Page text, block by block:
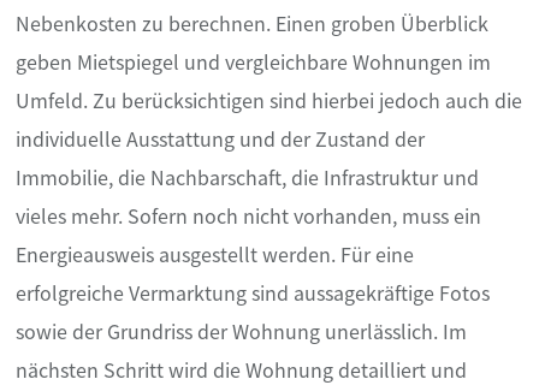
Nebenkosten zu berechnen. Einen groben Überblick
geben Mietspiegel und vergleichbare Wohnungen im
Umfeld. Zu berücksichtigen sind hierbei jedoch auch die
individuelle Ausstattung und der Zustand der
Immobilie, die Nachbarschaft, die Infrastruktur und
vieles mehr. Sofern noch nicht vorhanden, muss ein
Energieausweis ausgestellt werden. Für eine
erfolgreiche Vermarktung sind aussagekräftige Fotos
sowie der Grundriss der Wohnung unerlässlich. Im
nächsten Schritt wird die Wohnung detailliert und